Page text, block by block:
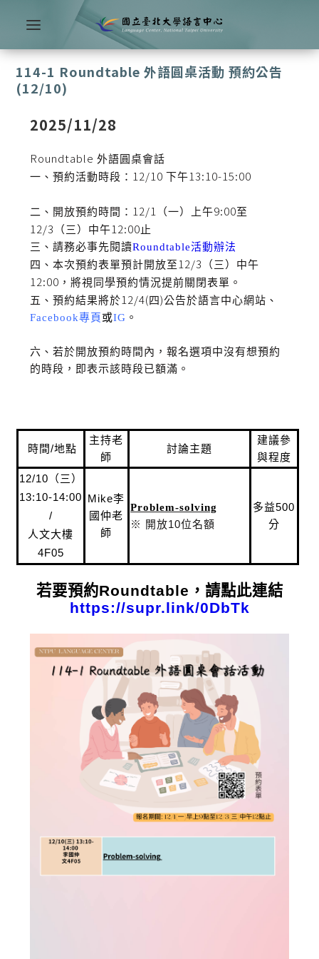
114-1 Roundtable 外語圓桌活動 預約公告
(12/10)
2025/11/28
Roundtable外語圓桌會話
一、預約活動時段： 12/10下午13:10-15:00
二、開放預約時間： 12/1 （一）上午9:00至
12/3 （三）中午12:00止
三、請務必事先閱讀Roundtable活動辦法
四、本次預約表單預計開放至12/3 （三）中午
12:00 ，將視同學預約情況提前關閉表單。
五、預約結果將於12/4(四)公告於語言中心網站、
Facebook專頁 或IG 。
六、若於開放預約時間內，報名選項中沒有想預約
的時段，即表示該時段已額滿。
時間/地點
主持老
師
討論主題
建議參
與程度
12/10 （三）
13:10-14:00
/
人文大樓
4F05
Mike李
國仲老
師
Problem-solving
※ 開放10位名額
多益500
分
若要預約Roundtable，請點此連結
https://supr.link/0DbTk